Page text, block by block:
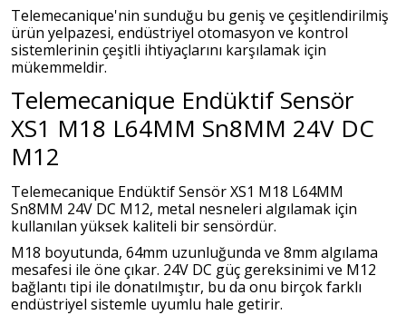
Telemecanique'nin sunduğu bu geniş ve çeşitlendirilmiş
ürün yelpazesi, endüstriyel otomasyon ve kontrol
sistemlerinin çeşitli ihtiyaçlarını karşılamak için
mükemmeldir.
Telemecanique Endüktif Sensör
XS1 M18 L64MM Sn8MM 24V DC
M12
Telemecanique Endüktif Sensör XS1 M18 L64MM
Sn8MM 24V DC M12, metal nesneleri algılamak için
kullanılan yüksek kaliteli bir sensördür.
M18 boyutunda, 64mm uzunluğunda ve 8mm algılama
mesafesi ile öne çıkar. 24V DC güç gereksinimi ve M12
bağlantı tipi ile donatılmıştır, bu da onu birçok farklı
endüstriyel sistemle uyumlu hale getirir.